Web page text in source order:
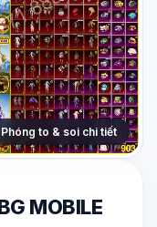
Phóng to & soi chi tiết
MOBILE